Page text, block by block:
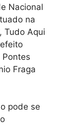
Nacional
na
Tudo Aqui
Pontes
Fraga
pode se